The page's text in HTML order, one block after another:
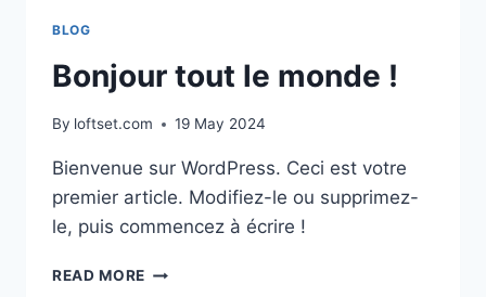
BLOG
Bonjour tout le monde !
By loftset.com 19 May 2024
Bienvenue sur WordPress. Ceci est votre
premier article. Modifiez-le ou supprimez-
le, puis commencez à écrire !
READ MORE BONJOUR